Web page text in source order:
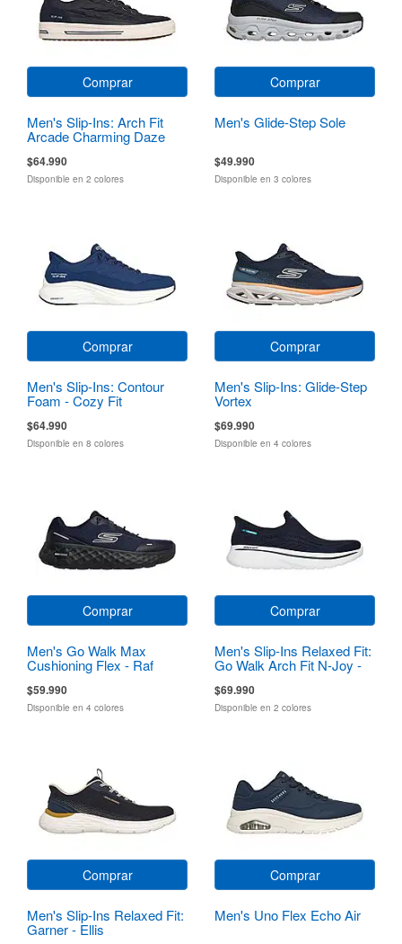
Comprar
Men's Slip-Ins: Arch Fit
Arcade Charming Daze
$64.990
Disponible en 2 colores
Comprar
Men's Glide-Step Sole
$49.990
Disponible en 3 colores
Comprar
Men's Slip-Ins: Contour
Foam - Cozy Fit
$64.990
Disponible en 8 colores
Comprar
Men's Slip-Ins: Glide-Step
Vortex
$69.990
Disponible en 4 colores
Comprar
Men's Go Walk Max
Cushioning Flex - Raf
$59.990
Disponible en 4 colores
Comprar
Men's Slip-Ins Relaxed Fit:
Go Walk Arch Fit N-Joy -
$69.990
Disponible en 2 colores
Comprar
Men's Slip-Ins Relaxed Fit:
Garner - Ellis
Comprar
Men's Uno Flex Echo Air